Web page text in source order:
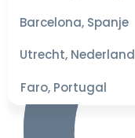
Barcelona, Spanje
Utrecht, Nederland
Faro, Portugal
beste